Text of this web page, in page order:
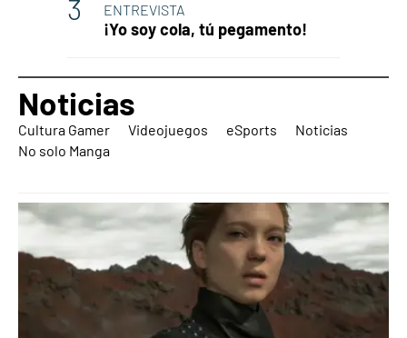
ENTREVISTA
¡Yo soy cola, tú pegamento!
Noticias
Cultura Gamer Videojuegos eSports
Noticias
No solo Manga